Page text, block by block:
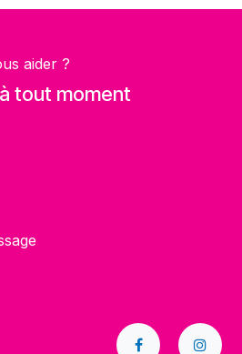
aider ?
tout moment